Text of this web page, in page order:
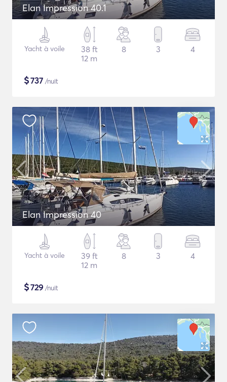
Elan Impression 40.1
Yacht à voile
38 ft
12 m
8 3 4
$737 /nuit
Elan Impression 40
Yacht à voile
39 ft
12 m
8 3 4
$729 /nuit